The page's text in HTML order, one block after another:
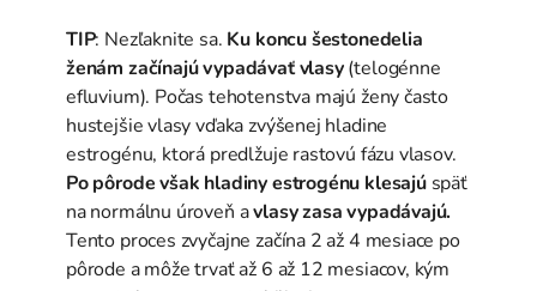
TIP: Nezľaknite sa. Ku koncu šestonedelia
ženám začínajú vypadávať vlasy(telogénne
efluvium). Počas tehotenstva majú ženy často
hustejšie vlasy vďaka zvýšenej hladine
estrogénu, ktorá predlžuje rastovú fázu vlasov.
Po pôrode však hladiny estrogénu klesajú späť
na normálnu úroveň avlasy zasavypadávajú.
Tento proces zvyčajne začína 2 až 4 mesiace po
pôrode a môže trvať až 6 až 12 mesiacov, kým